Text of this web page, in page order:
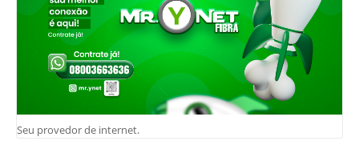
Seu provedor de internet.